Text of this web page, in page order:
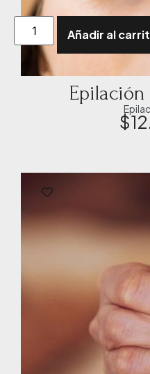
Añadir al
$